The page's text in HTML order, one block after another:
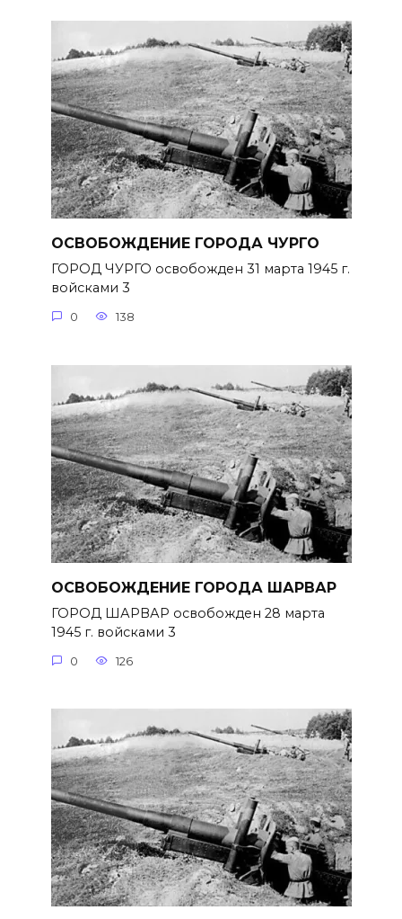
ОСВОБОЖДЕНИЕ ГОРОДА ЧУРГО
ГОРОД ЧУРГО освобожден 31 марта 1945 г.
войсками 3
0 138
ОСВОБОЖДЕНИЕ ГОРОДА ШАРВАР
ГОРОД ШАРВАР освобожден 28 марта
1945 г. войсками 3
0 126